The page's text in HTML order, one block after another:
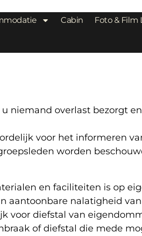
Cabin Foto & Film
niemand overlast bezorgt
voor het informeren
worden
en faciliteiten is op
aantoonbare nalatigheid
voor diefstal van
of diefstal die mede